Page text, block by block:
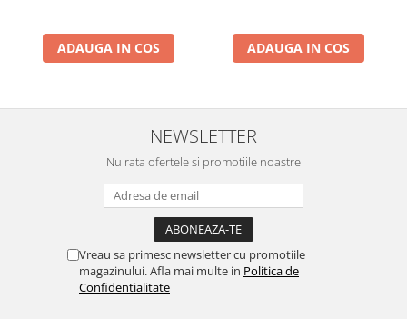
ADAUGA IN COS ADAUGA IN COS
NEWSLETTER
Nu rata ofertele si promotiile noastre
Vreau sa primesc newsletter cu promotiile
magazinului. Afla mai multe in Politica de
Confidentialitate